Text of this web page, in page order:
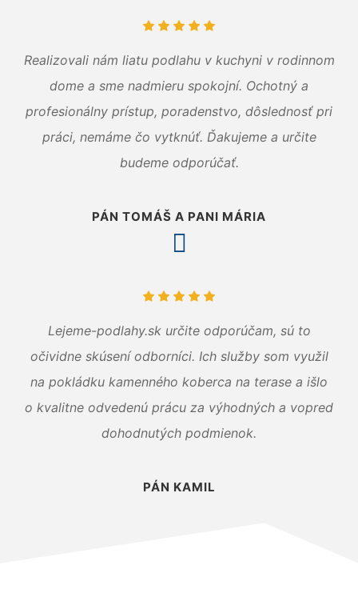
Realizovali nám liatu podlahu v kuchyni v rodinnom
dome a sme nadmieru spokojní. Ochotný a
profesionálny prístup, poradenstvo, dôslednosť pri
práci, nemáme čo vytknúť. Ďakujeme a určite
budeme odporúčať.
PÁN TOMÁŠ A PANI MÁRIA
Lejeme-podlahy.sk určite odporúčam, sú to
očividne skúsení odborníci. Ich služby som využil
na pokládku kamenného koberca na terase a išlo
o kvalitne odvedenú prácu za výhodných a vopred
dohodnutých podmienok.
PÁN KAMIL